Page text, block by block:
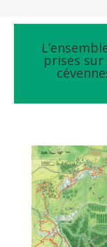
prises